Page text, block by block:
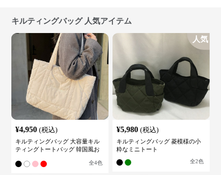
キルティングバッグ 人気アイテム
¥4,950 (税込)
キルティングバッグ 大容量キル
ティングトートバッグ 韓国風お
全4色
人気
¥5,980 (税込)
キルティングバッグ 菱模様の小
粋なミニトート
全2色